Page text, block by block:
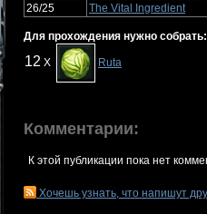
26/25
The Vital Ingredient
Для прохождения нужно собрать:
12 X Ruta
Комментарии:
К этой публикации пока нет
Хочешь узнать, что напишут